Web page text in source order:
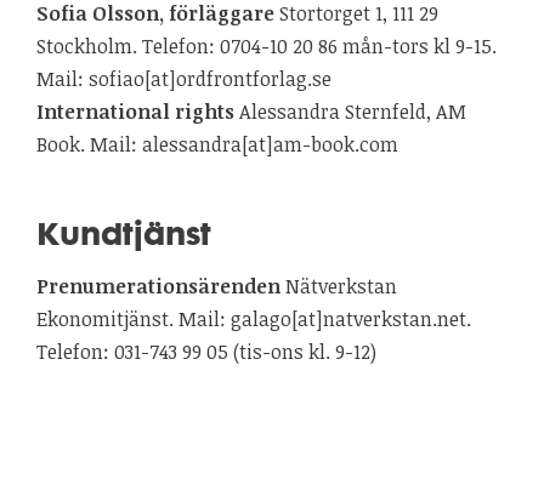
Sofia Olsson, förläggareStortorget 1, 111 29
Stockholm. Telefon: 0704-10 20 86 mån-tors kl 9-15.
Mail: sofiao[at]ordfrontforlag.se
International rightsAlessandra Sternfeld, AM
Book. Mail: alessandra[at]am-book.com
Kundtjänst
PrenumerationsärendenNätverkstan
Ekonomitjänst. Mail: galago[at]natverkstan.net.
Telefon: 031-743 99 05 (tis-ons kl. 9-12)